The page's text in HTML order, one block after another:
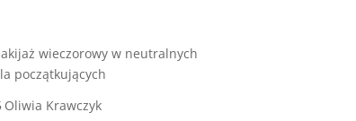
Oliwia Krawczyk